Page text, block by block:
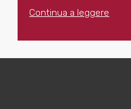
Continua a leggere